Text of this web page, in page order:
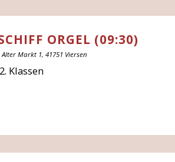
ORGEL (09:30)
Markt 1, 41751 Viersen
Klassen